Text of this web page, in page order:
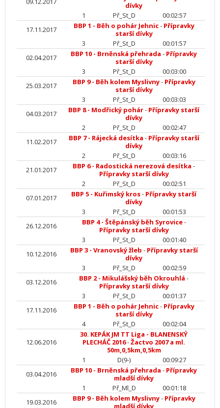
dívky
1
Př_St_D
00:02:57
17.11.2017
BBP 1 - Běh o pohár Jehnic- Přípravky
starší dívky
3
Př_St_D
00:01:57
02.04.2017
BBP 10 - Brněnská přehrada - Přípravky
starší dívky
3
Př_St_D
00:03:00
25.03.2017
BBP 9 - Běh kolem Myslivny- Přípravky
starší dívky
3
Př_St_D
00:03:03
04.03.2017
BBP 8 - Modřický pohár- Přípravky starší
dívky
2
Př_St_D
00:02:47
11.02.2017
BBP 7 - Rájecká desítka - Přípravky starší
dívky
2
Př_St_D
00:03:16
21.01.2017
BBP 6 - Radostická nerezová desítka -
Přípravky starší dívky
2
Př_St_D
00:02:51
07.01.2017
BBP 5 - Kuřimský kros- Přípravky starší
dívky
3
Př_St_D
00:01:53
26.12.2016
BBP 4 - Štěpánský běh Syrovice-
Přípravky starší dívky
3
Př_St_D
00:01:40
10.12.2016
BBP 3 - Vranovský žleb - Přípravky starší
dívky
3
Př_St_D
00:02:59
03.12.2016
BBP 2 - Mikulášský běh Okrouhlá -
Přípravky starší dívky
3
Př_St_D
00:01:37
17.11.2016
BBP 1 - Běh o pohár Jehnic- Přípravky
starší dívky
4
Př_St_D 00:02:04
12.06.2016
30. KEPÁK JM TT Liga - BLANENSKÝ
PLECHÁČ 2016-Žactvo 2007 a ml.
50m,0,5km,0,5km
1
D(9-)
00:09:27
03.04.2016
BBP 10 - Brněnská přehrada - Přípravky
mladší dívky
1
Př_Ml_D
00:01:18
19.03.2016
BBP 9 - Běh kolem Myslivny- Přípravky
mladší dívky